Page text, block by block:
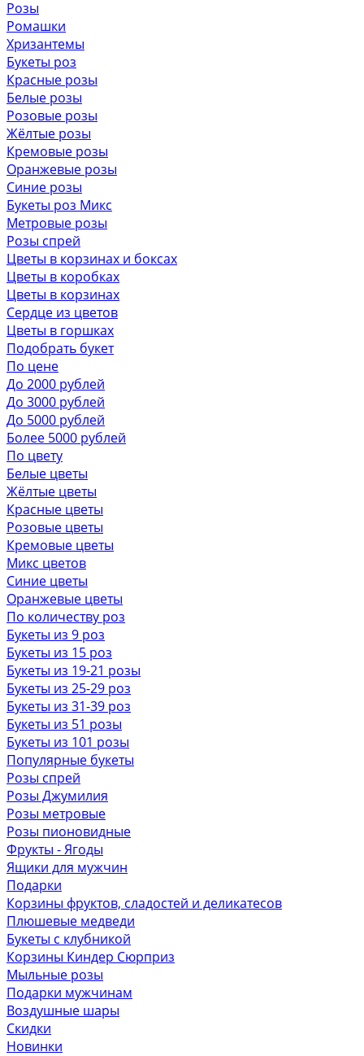
Розы
Ромашки
Хризантемы
Букеты роз
Красные розы
Белые розы
Розовые розы
Жёлтые розы
Кремовые розы
Оранжевые розы
Синие розы
Букеты роз Микс
Метровые розы
Розы спрей
Цветы в корзинах и боксах
Цветы в коробках
Цветы в корзинах
Сердце из цветов
Цветы в горшках
Подобрать букет
По цене
До 2000 рублей
До 3000 рублей
До 5000 рублей
Более 5000 рублей
По цвету
Белые цветы
Жёлтые цветы
Красные цветы
Розовые цветы
Кремовые цветы
Микс цветов
Синие цветы
Оранжевые цветы
По количеству роз
Букеты из 9 роз
Букеты из 15 роз
Букеты из 19-21 розы
Букеты из 25-29 роз
Букеты из 31-39 роз
Букеты из 51 розы
Букеты из 101 розы
Популярные букеты
Розы спрей
Розы Джумилия
Розы метровые
Розы пионовидные
Фрукты - Ягоды
Ящики для мужчин
Подарки
Корзины фруктов, сладостей и деликатесов
Плюшевые медведи
Букеты с клубникой
Корзины Киндер Сюрприз
Мыльные розы
Подарки мужчинам
Воздушные шары
Скидки
Новинки